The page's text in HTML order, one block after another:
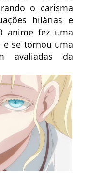
o carisma
hilárias e
anime fez uma
se tornou uma
avaliadas da